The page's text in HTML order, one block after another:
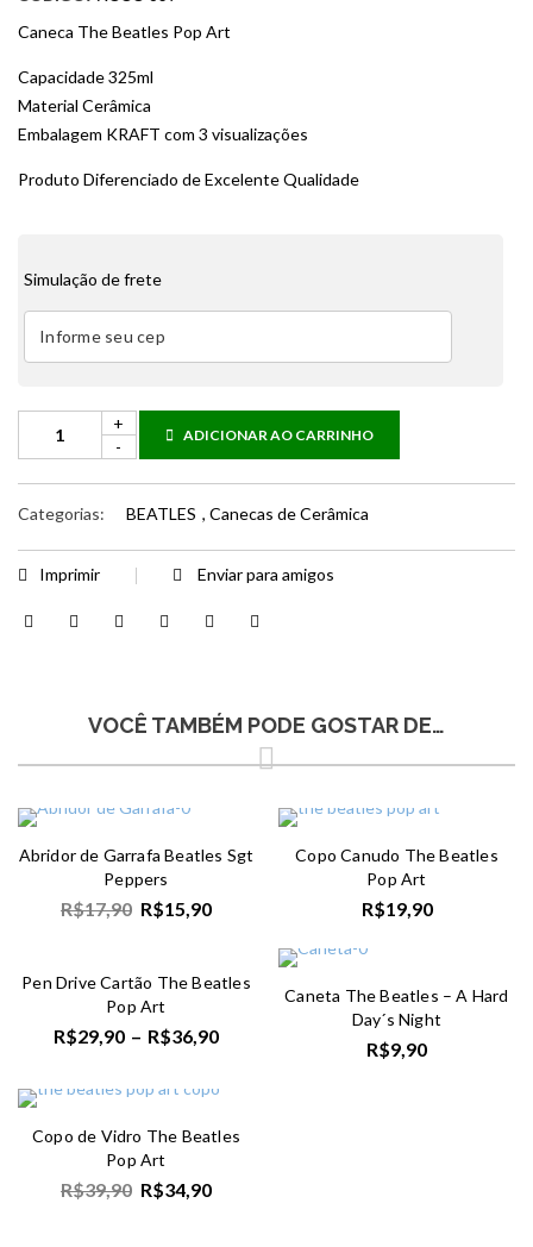
Caneca The Beatles Pop Art
Capacidade 325ml
Material Cerâmica
Embalagem KRAFT com 3 visualizações
Produto Diferenciado de Excelente Qualidade
Simulação de frete
ADICIONAR AO CARRINHO
Categorias: BEATLES , Canecas de Cerâmica
Imprimir Enviar para amigos
VOCÊ TAMBÉM PODE GOSTAR DE…
Abridor de Garrafa Beatles Sgt
Peppers
R$17,90 R$15,90
Copo Canudo The Beatles
Pop Art
R$19,90
Pen Drive Cartão The Beatles
Pop Art
R$29,90 – R$36,90
Caneta The Beatles – A Hard
Day´s Night
R$9,90
Copo de Vidro The Beatles
Pop Art
R$39,90 R$34,90